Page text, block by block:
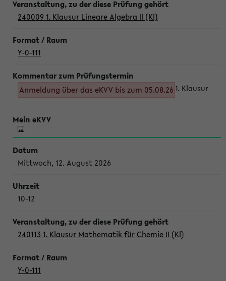
240009 1. Klausur Lineare Algebra II (Kl)
Y-0-111
Anmeldung über das eKVV bis zum 05.08.26 1. Klausur
Mittwoch, 12. August 2026
10-12
240113 1. Klausur Mathematik für Chemie II (Kl)
Y-0-111